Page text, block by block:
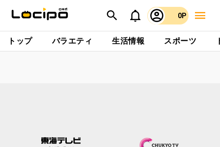
0P
トップ バラエティ 生活情報 スポーツ